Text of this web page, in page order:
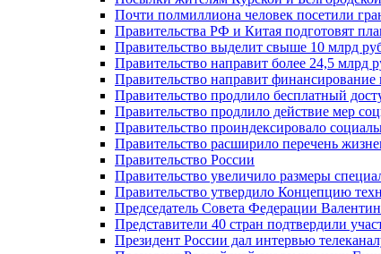
Почти полмиллиона человек посетили
Правительства РФ и Китая подготовят
Правительство выделит свыше 10 млрд
Правительство направит более 24,5 млрд
Правительство направит
Правительство продлило бесплатный
Правительство продлило действие мер
Правительство проиндексировало
Правительство расширило перечень
Правительство России
Правительство увеличило размеры
Правительство утвердило Концепцию
Председатель Совета Федерации
Представители 40 стран подтвердили
Президент России дал интервью